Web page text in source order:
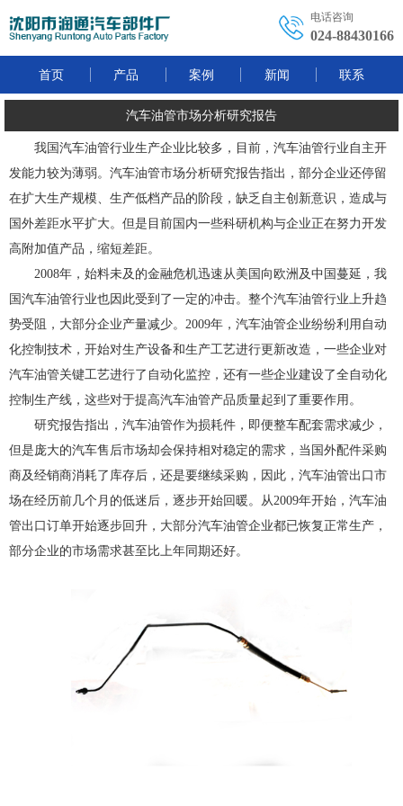
电话咨询
024-88430166
首页 产品 案例 新闻 联系
汽车油管市场分析研究报告
我国汽车油管行业生产企业比较多，目前，汽车油管行业自主开
发能力较为薄弱。汽车油管市场分析研究报告指出，部分企业还停留
在扩大生产规模、生产低档产品的阶段，缺乏自主创新意识，造成与
国外差距水平扩大。但是目前国内一些科研机构与企业正在努力开发
高附加值产品，缩短差距。
2008年，始料未及的金融危机迅速从美国向欧洲及中国蔓延，我
国汽车油管行业也因此受到了一定的冲击。整个汽车油管行业上升趋
势受阻，大部分企业产量减少。2009年，汽车油管企业纷纷利用自动
化控制技术，开始对生产设备和生产工艺进行更新改造，一些企业对
汽车油管关键工艺进行了自动化监控，还有一些企业建设了全自动化
控制生产线，这些对于提高汽车油管产品质量起到了重要作用。
研究报告指出，汽车油管作为损耗件，即便整车配套需求减少，
但是庞大的汽车售后市场却会保持相对稳定的需求，当国外配件采购
商及经销商消耗了库存后，还是要继续采购，因此，汽车油管出口市
场在经历前几个月的低迷后，逐步开始回暖。从2009年开始，汽车油
管出口订单开始逐步回升，大部分汽车油管企业都已恢复正常生产，
部分企业的市场需求甚至比上年同期还好。